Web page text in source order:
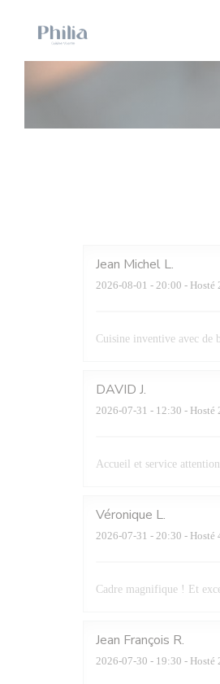
Jean Michel L
2026-08-01 - 20:00 - Hosté
Cuisine inventive avec de
DAVID J
2026-07-31 - 12:30 - Hosté
Accueil et service
Véronique L
2026-07-31 - 20:30 - Hosté
Cadre magnifique ! Et
Jean François R
2026-07-30 - 19:30 - Hosté